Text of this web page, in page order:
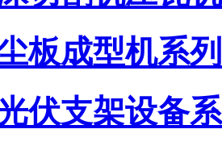
板成型机系列
伏支架设备